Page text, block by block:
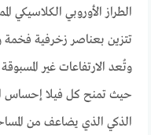
الطراز الأوروبي الكلاسيكي
تتزين بعناصر زخرفية
وتُعد الارتفاعات غير
حيث تمنح كل فيلا إحساس
الذكي الذي يضاعف من